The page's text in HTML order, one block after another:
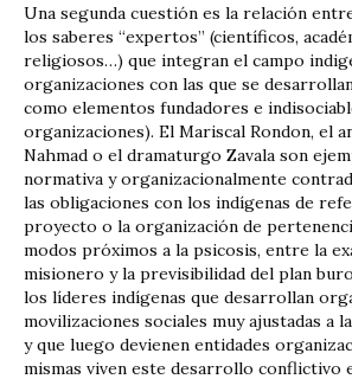
Una segunda cuestión es la relación
los saberes “expertos” (científicos,
religiosos…) que integran el campo
organizaciones con las que se
como elementos fundadores e
organizaciones). El Mariscal Rondon, el
Nahmad o el dramaturgo Zavala son
normativa y organizacionalmente
las obligaciones con los indígenas de
proyecto o la organización de
modos próximos a la psicosis, entre la
misionero y la previsibilidad del plan
los líderes indígenas que desarrollan
movilizaciones sociales muy ajustadas a
y que luego devienen entidades
mismas viven este desarrollo conflictivo